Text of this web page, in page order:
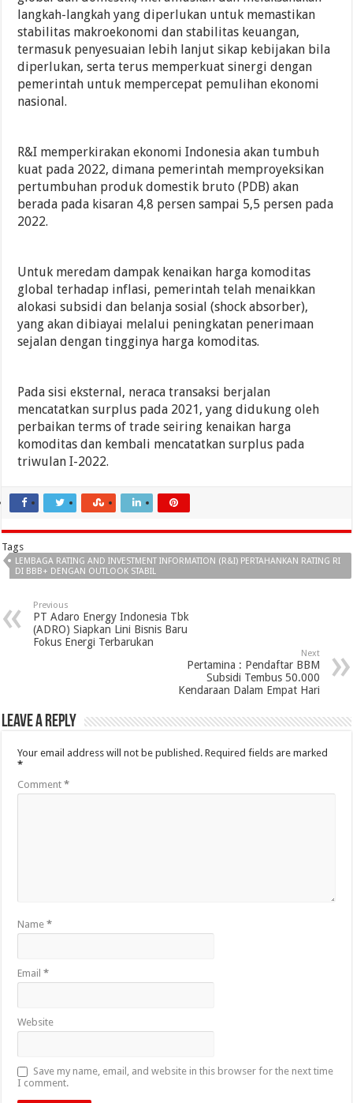
langkah-langkah yang diperlukan untuk memastikan
stabilitas makroekonomi dan stabilitas keuangan,
termasuk penyesuaian lebih lanjut sikap kebijakan bila
diperlukan, serta terus memperkuat sinergi dengan
pemerintah untuk mempercepat pemulihan ekonomi
nasional.
R&I memperkirakan ekonomi Indonesia akan tumbuh
kuat pada 2022, dimana pemerintah memproyeksikan
pertumbuhan produk domestik bruto (PDB) akan
berada pada kisaran 4,8 persen sampai 5,5 persen pada
2022.
Untuk meredam dampak kenaikan harga komoditas
global terhadap inflasi, pemerintah telah menaikkan
alokasi subsidi dan belanja sosial (shock absorber),
yang akan dibiayai melalui peningkatan penerimaan
sejalan dengan tingginya harga komoditas.
Pada sisi eksternal, neraca transaksi berjalan
mencatatkan surplus pada 2021, yang didukung oleh
perbaikan terms of trade seiring kenaikan harga
komoditas dan kembali mencatatkan surplus pada
triwulan I-2022.
Tags
LEMBAGA RATING AND INVESTMENT INFORMATION (R&I) PERTAHANKAN RATING RI
DI BBB+ DENGAN OUTLOOK STABIL
Previous
PT Adaro Energy Indonesia Tbk
(ADRO) Siapkan Lini Bisnis Baru
Fokus Energi Terbarukan
Next
Pertamina : Pendaftar BBM
Subsidi Tembus 50.000
Kendaraan Dalam Empat Hari
Leave a Reply
Your email address will not be published. Required fields are marked
*
Comment*
Name*
Email*
Website
Save my name, email, and website in this browser for the next time
I comment.